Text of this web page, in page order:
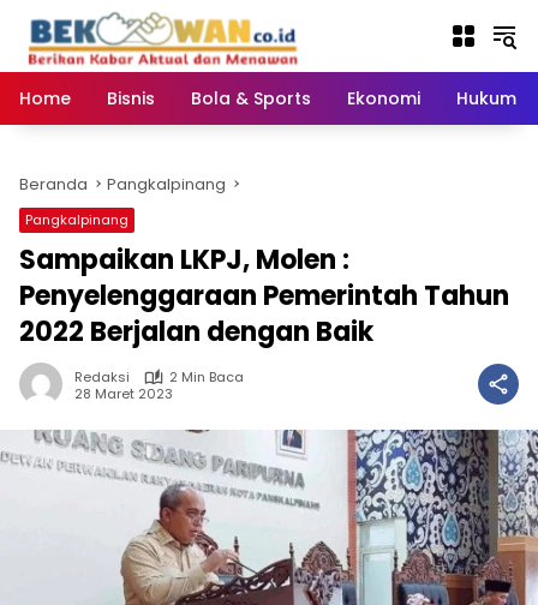
konten
Home
Bisnis Bola & Sports Ekonomi Hukum
Beranda Pangkalpinang
Pangkalpinang
Sampaikan LKPJ, Molen :
Penyelenggaraan Pemerintah Tahun
2022 Berjalan dengan Baik
Redaksi
2 Min Baca
28 Maret 2023